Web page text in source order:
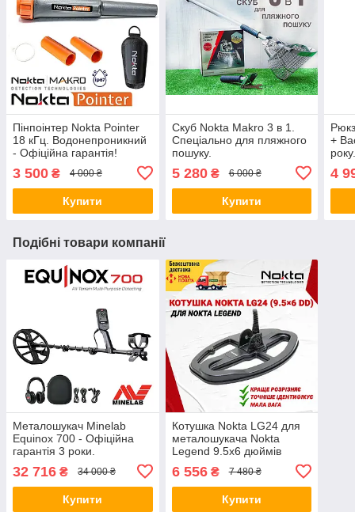
Пінпоінтер Nokta Pointer
18 кГц. Водонепроникний
- Офіційна гарантія!
3 500 ₴ 4 000 ₴
Купити
Скуб Nokta Makro 3 в 1.
Спеціально для пляжного
пошуку.
5 280₴ 6 000 ₴
Купити
+
4
Подібні товари компанії
Металошукач Minelab
Equinox 700 - Офіційна
гарантія 3 роки.
32 716 ₴ 34 000 ₴
Купити
Котушка Nokta LG24 для
металошукача Nokta
Legend 9.5x6 дюймів
безкоштовна доставка!
6 556₴ 7 480 ₴
Купити